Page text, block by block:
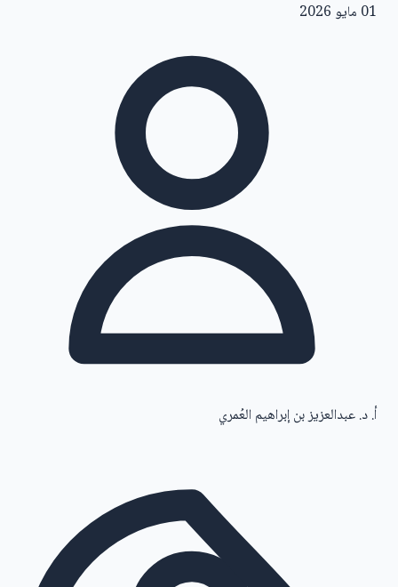
01 مايو 2026
أ. د. عبدالعزيز بن إبراهيم العُمري